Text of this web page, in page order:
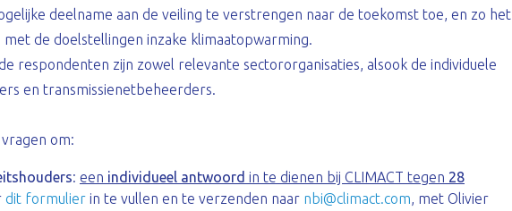
deelname aan de veiling te verstrengen naar de toekomst toe, en zo het
met de doelstellingen inzake klimaatopwarming.
respondenten zijn zowel relevante sectororganisaties, alsook de individuele
en transmissienetbeheerders.
om:
: een individueel antwoord in te dienen bij CLIMACT tegen 28
dit formulier in te vullen en te verzenden naar nbi@climact.com, met Olivier